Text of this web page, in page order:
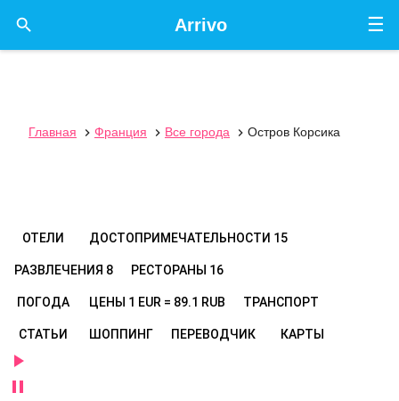
☰
Arrivo

Главная  Франция  Все города  Остров Корсика
ОТЕЛИ ДОСТОПРИМЕЧАТЕЛЬНОСТИ 15
РАЗВЛЕЧЕНИЯ 8 РЕСТОРАНЫ 16
ПОГОДА ЦЕНЫ 1 EUR = 89.1 RUB ТРАНСПОРТ
СТАТЬИ ШОППИНГ ПЕРЕВОДЧИК КАРТЫ

